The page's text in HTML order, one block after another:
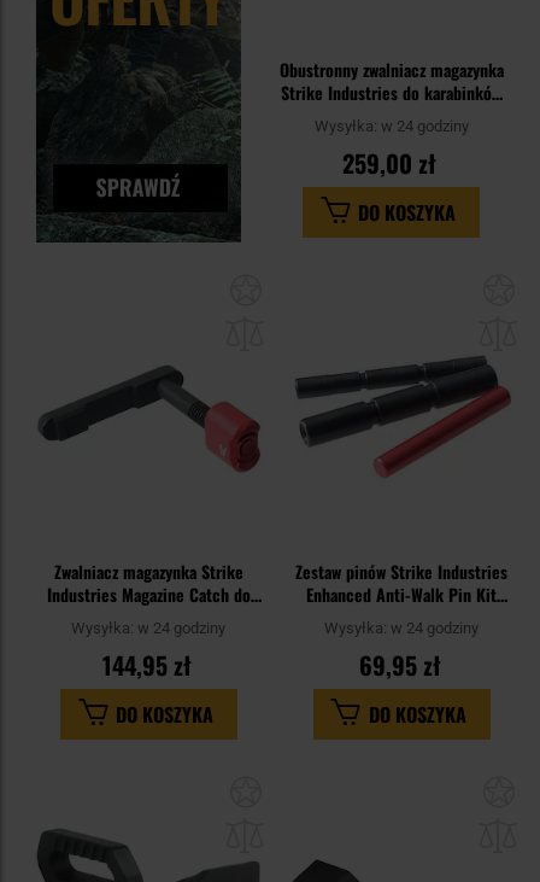
Obustronny zwalniacz magazynka
Strike Industries do karabinków
AR15 - Black
Wysyłka: w 24 godziny
259,00 zł
DO KOSZYKA
Zwalniacz magazynka Strike
Industries Magazine Catch do
karabinków AR - Red
Wysyłka: w 24 godziny
144,95 zł
DO KOSZYKA
Zestaw pinów Strike Industries
Enhanced Anti-Walk Pin Kit
Standard do pistoletów Glock
Wysyłka: w 24 godziny
69,95 zł
DO KOSZYKA